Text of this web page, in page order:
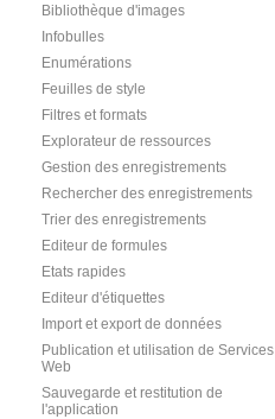
Bibliothèque d'images
Infobulles
Enumérations
Feuilles de style
Filtres et formats
Explorateur de ressources
Gestion des enregistrements
Rechercher des enregistrements
Trier des enregistrements
Editeur de formules
Etats rapides
Editeur d'étiquettes
Import et export de données
Publication et utilisation de Services
Web
Sauvegarde et restitution de
l'application